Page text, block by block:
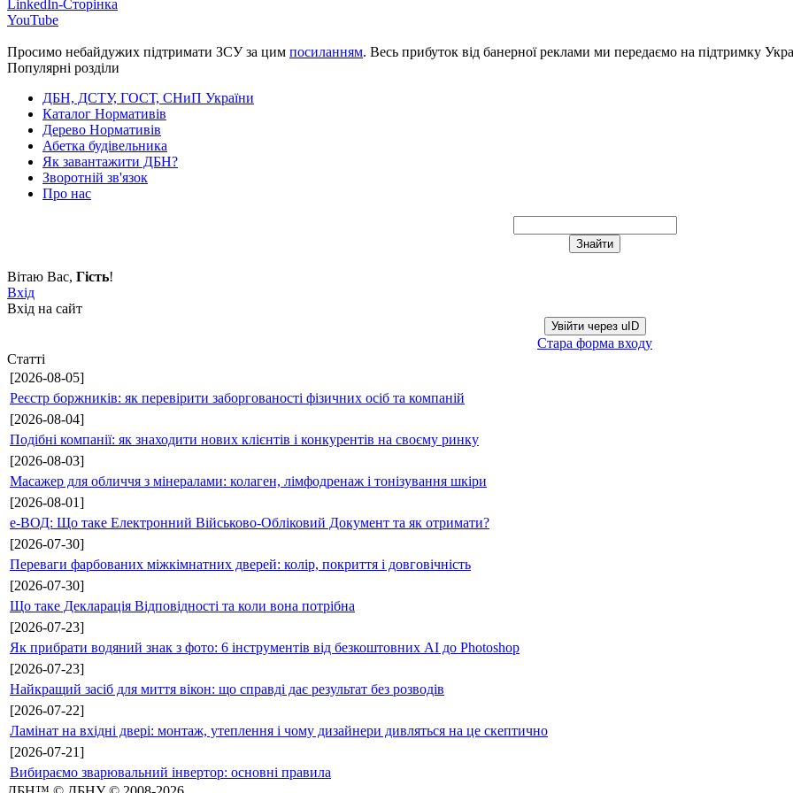
LinkedIn-Сторінка
YouTube
Просимо небайдужих підтримати ЗСУ за цим посиланням. Весь прибуток від банерної реклами ми передаємо на підтримку
Популярні розділи
ДБН, ДСТУ, ГОСТ, СНиП України
Каталог Нормативів
Дерево Нормативів
Абетка будівельника
Як завантажити ДБН?
Зворотній зв'язок
Про нас
Вітаю Вас, Гість!
Вхід
Вхід на сайт
Увійти через uID
Стара форма входу
Статті
[2026-08-05]
Реєстр боржників: як перевірити заборгованості фізичних осіб та компаній
[2026-08-04]
Подібні компанії: як знаходити нових клієнтів і конкурентів на своєму ринку
[2026-08-03]
Масажер для обличчя з мінералами: колаген, лімфодренаж і тонізування шкіри
[2026-08-01]
е-ВОД: Що таке Електронний Військово-Обліковий Документ та як отримати?
[2026-07-30]
Переваги фарбованих міжкімнатних дверей: колір, покриття і довговічність
[2026-07-30]
Що таке Декларація Відповідності та коли вона потрібна
[2026-07-23]
Як прибрати водяний знак з фото: 6 інструментів від безкоштовних AI до Photoshop
[2026-07-23]
Найкращий засіб для миття вікон: що справді дає результат без розводів
[2026-07-22]
Ламінат на вхідні двері: монтаж, утеплення і чому дизайнери дивляться на це скептично
[2026-07-21]
Вибираємо зварювальний інвертор: основні правила